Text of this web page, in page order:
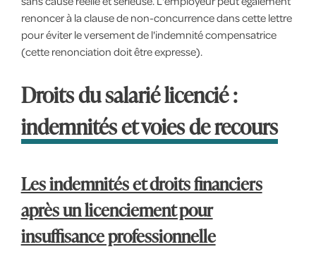
renoncer à la clause de non-concurrence dans cette lettre
pour éviter le versement de l'indemnité compensatrice
(cette renonciation doit être expresse).
Droits du salarié licencié :
indemnités et voies de recours
Les indemnités et droits financiers
après un licenciement pour
insuffisance professionnelle